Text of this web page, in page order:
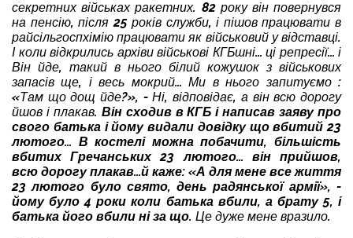
секретних військах ракетних. 82 року він повернувся
на пенсію, після 25 років служби, і пішов працювати в
райсільгоспхімію працювати як військовий у відставці.
І коли відкрились архіви військові КГБшні… ці репресії… і
Він йде, такий в нього білий кожушок з військових
запасів ще, і весь мокрий… Ми в нього запитуємо :
«Там що дощ йде?», - Ні, відповідає, а він всю дорогу
йшов і плакав. Він сходив в КГБ і написав заяву про
свого батька і йому видали довідку що вбитий 23
лютого… В костелі можна побачити, більшість
вбитих Гречанських 23 лютого… він прийшов,
всю дорогу плакав…й каже: «А для мене все життя
23 лютого було свято, день радянської армії», -
йому було 4 роки коли батька вбили, а брату 5, і
батька його вбили ні за що. Це дуже мене вразило.